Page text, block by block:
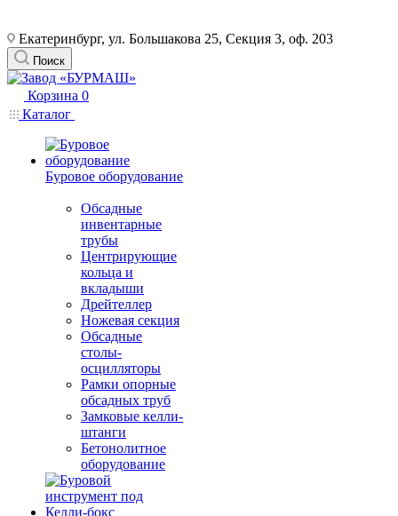
Екатеринбург, ул. Большакова 25, Секция 3, оф. 203
Поиск
Корзина 0
Каталог
Буровое оборудование
Обсадные
инвентарные
трубы
Центрирующие
кольца и
вкладыши
Дрейтеллер
Ножевая секция
Обсадные
столы-
осцилляторы
Рамки опорные
обсадных труб
Замковые келли-
штанги
Бетонолитное
оборудование